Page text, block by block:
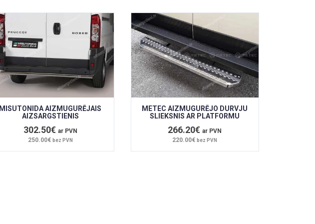
MISUTONIDA AIZMUGURĒJAIS
AIZSARGSTIENIS
302.50€ ar PVN
250.00€ bez PVN
METEC AIZMUGURĒJO DURVJU
SLIEKSNIS AR PLATFORMU
266.20€ar PVN
220.00€bez PVN